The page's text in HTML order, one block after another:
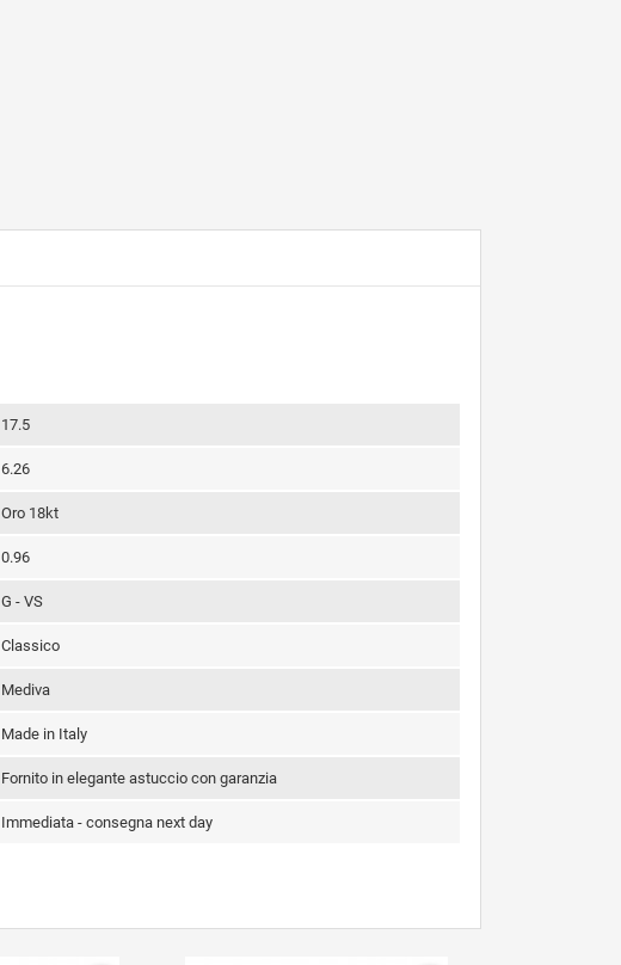
17.5
6.26
Oro 18kt
0.96
G - VS
Classico
Mediva
Made in Italy
Fornito in elegante astuccio con garanzia
Immediata - consegna next day